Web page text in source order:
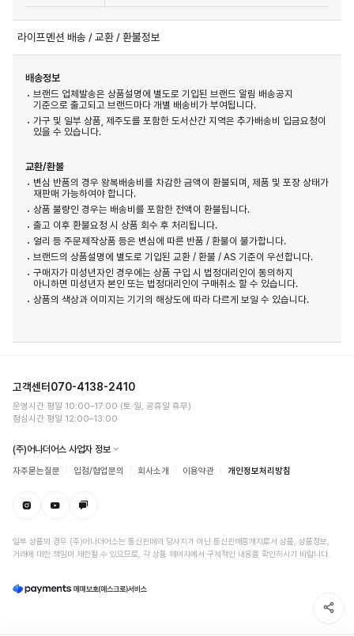
라이프멘션 배송 / 교환 / 환불정보
배송정보
브랜드 업체발송은 상품설명에 별도로 기입된 브랜드 알림 배송공지
기준으로 출고되고 브랜드마다 개별 배송비가 부여됩니다.
가구 및 일부 상품, 제주도를 포함한 도서산간 지역은 추가배송비 입금요청이
있을 수 있습니다.
교환/환불
변심 반품의 경우 왕복배송비를 차감한 금액이 환불되며, 제품 및 포장 상태가
재판매 가능하여야 합니다.
상품 불량인 경우는 배송비를 포함한 전액이 환불됩니다.
출고 이후 환불요청 시 상품 회수 후 처리됩니다.
얼리 등 주문제작상품 등은 변심에 따른 반품 / 환불이 불가합니다.
브랜드의 상품설명에 별도로 기입된 교환 / 환불 / AS 기준이 우선합니다.
구매자가 미성년자인 경우에는 상품 구입 시 법정대리인이 동의하지
아니하면 미성년자 본인 또는 법정대리인이 구매취소 할 수 있습니다.
상품의 색상과 이미지는 기기의 해상도에 따라 다르게 보일 수 있습니다.
고객센터 070-4138-2410
운영시간 평일 10:00–17:00 (토·일, 공휴일 휴무)
점심시간 평일 12:00–13:00
(주)어나더어스 사업자 정보
자주묻는질문 입점/협업문의 회사소개 이용약관 개인정보처리방침
일부 상품의 경우 (주)어나더어스는 통신판매의 당사자가 아닌 통신판매중개자로서 상품, 상품정보,
거래에 대한 책임이 제한될 수 있으므로, 각 상품 페이지에서 구체적인 내용을 확인하시기 바랍니다.